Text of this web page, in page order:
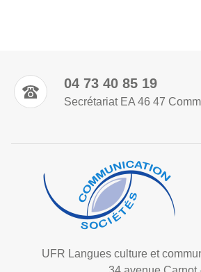
04 73 40 85 19
Secrétariat EA 46 47
UFR Langues culture et